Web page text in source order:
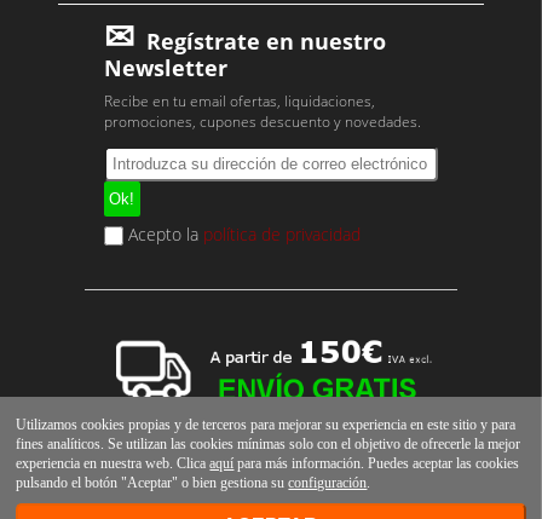
Regístrate en nuestro
Newsletter
Recibe en tu email ofertas, liquidaciones,
promociones, cupones descuento y novedades.
Acepto la política de privacidad
Utilizamos cookies propias y de terceros para mejorar su experiencia en este sitio y para
fines analíticos. Se utilizan las cookies mínimas solo con el objetivo de ofrecerle la mejor
experiencia en nuestra web. Clicaaquí para más información. Puedes aceptar las cookies
pulsando el botón "Aceptar" o bien gestiona suconfiguración.